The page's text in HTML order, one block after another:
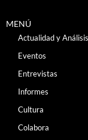
MENÚ
Actualidad y Análisis
Eventos
Entrevistas
Informes
Cultura
Colabora